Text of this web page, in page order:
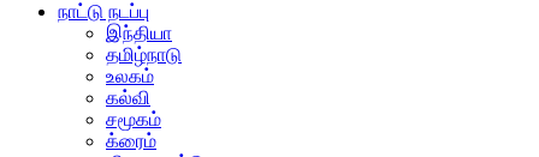
நாட்டு நடப்பு
இந்தியா
தமிழ்நாடு
உலகம்
கல்வி
சமூகம்
க்ரைம்